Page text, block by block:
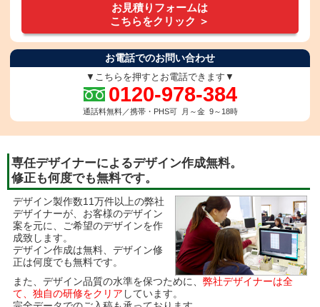
お見積りフォームは
こちらをクリック ＞
お電話でのお問い合わせ
▼こちらを押すとお電話できます▼
0120-978-384
通話料無料／携帯・PHS可 月～金 9～18時
専任デザイナーによるデザイン作成無料。
修正も何度でも無料です。
デザイン製作数11万件以上の弊社
デザイナーが、 お客様のデザイン
案を元に、ご希望のデザインを作
成致します。
デザイン作成は無料、デザイン修
正は何度でも無料です。
また、デザイン品質の水準を保つために、 弊社デザイナーは全
て、独自の研修をクリア しています。